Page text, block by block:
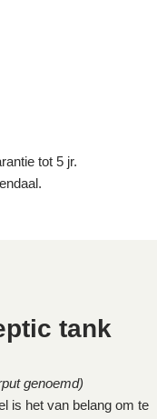
tot 5 jr.
tank
genoemd)
is het van belang om te